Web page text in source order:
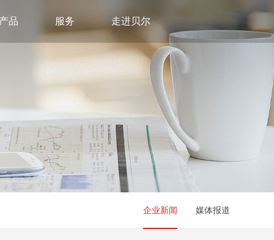
品 服务 走进贝尔
企业新闻 媒体报道